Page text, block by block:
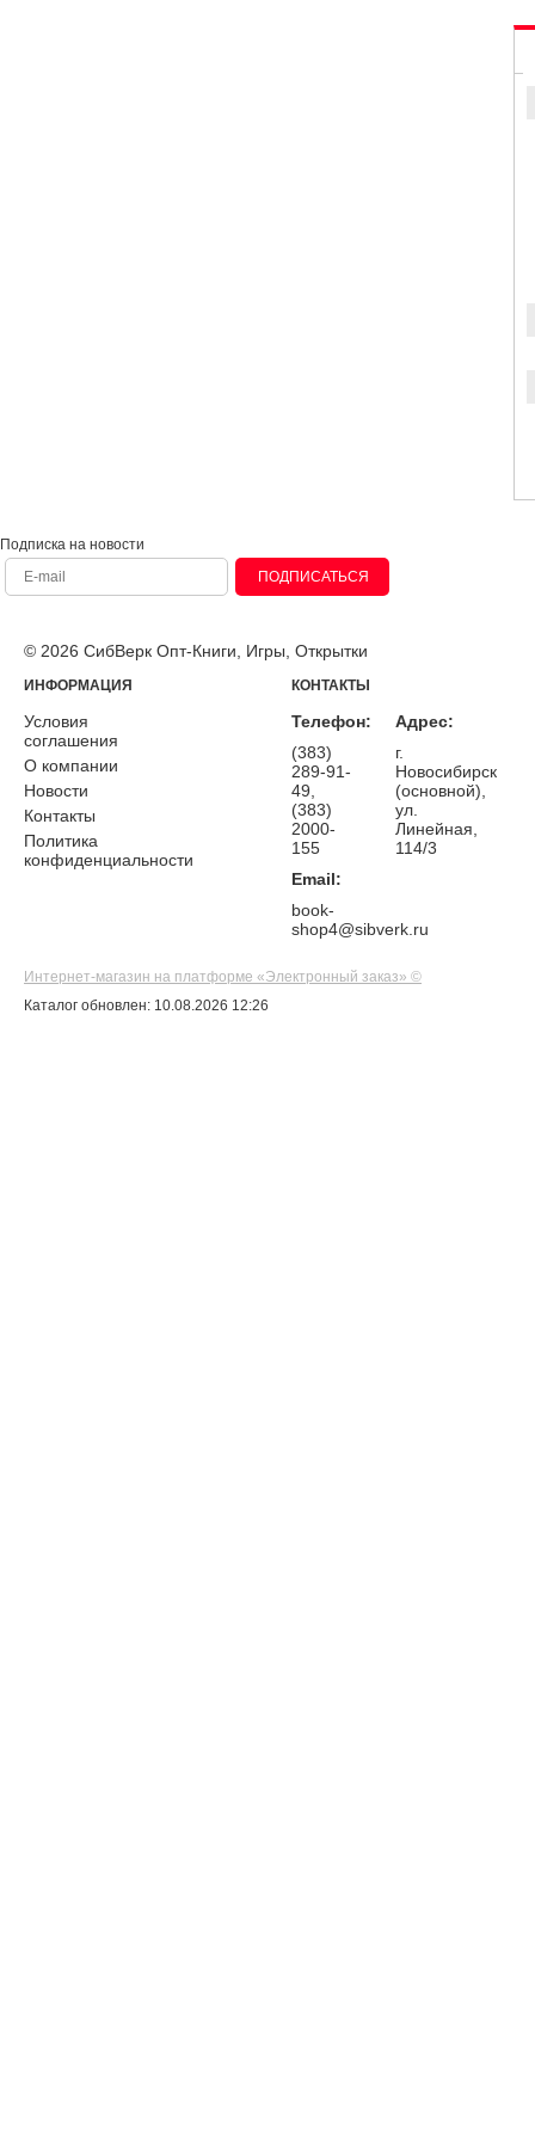
Подписка на новости
ПОДПИСАТЬСЯ
© 2026 СибВерк Опт-Книги, Игры, Открытки
ИНФОРМАЦИЯ
Условия
соглашения
О компании
Новости
Контакты
Политика
конфиденциальности
КОНТАКТЫ
Телефон:
(383)
289-91-
49,
(383)
2000-
155
Email:
book-
shop4@sibverk.ru
Адрес:
г.
Новосибирск
(основной),
ул.
Линейная,
114/3
Интернет-магазин на платформе «Электронный заказ» ©
Каталог обновлен: 10.08.2026 12:26